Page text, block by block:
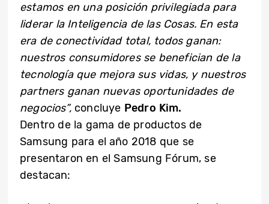
estamos en una posición privilegiada para
liderar la Inteligencia de las Cosas. En esta
era de conectividad total, todos ganan:
nuestros consumidores se benefician de la
tecnología que mejora sus vidas, y nuestros
partners ganan nuevas oportunidades de
negocios”,concluye Pedro Kim.
Dentro de la gama de productos de
Samsung para el año 2018 que se
presentaron en el Samsung Fórum, se
destacan: